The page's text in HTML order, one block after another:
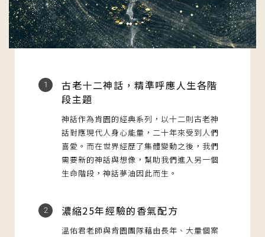
1
古老十二神話，精準呼應人生各階
段主題
神話作為肯園的經典系列，以十二則古老神
話對應現代人身心能量，二十年來受到人們
喜愛。而在世界經歷了集體變動之後，我們
需要新的神話與想像，幫助我們進入另一個
生命階段，神話夢油因此而生。
2 濃縮25年經驗的香氣配方
溫佑君老師與肯園團隊藉由長年、大量個案